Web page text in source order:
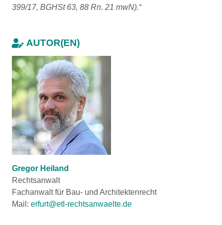
399/17, BGHSt 63, 88 Rn. 21 mwN).“
AUTOR(EN)
Gregor Heiland
Rechtsanwalt
Fachanwalt für Bau- und Architektenrecht
Mail: erfurt@etl-rechtsanwaelte.de